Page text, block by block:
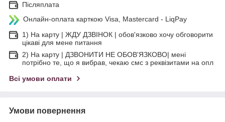
Післяплата
Онлайн-оплата карткою Visa, Mastercard - LiqPay
1) На карту | ЖДУ ДЗВІНОК | обов'язково хочу обговорити
цікаві для мене питання
2) На карту | ДЗВОНИТИ НЕ ОБОВ'ЯЗКОВО| мені
потрібно те, що я вибрав, чекаю смс з реквізитами на опл
Всі умови оплати
Умови повернення